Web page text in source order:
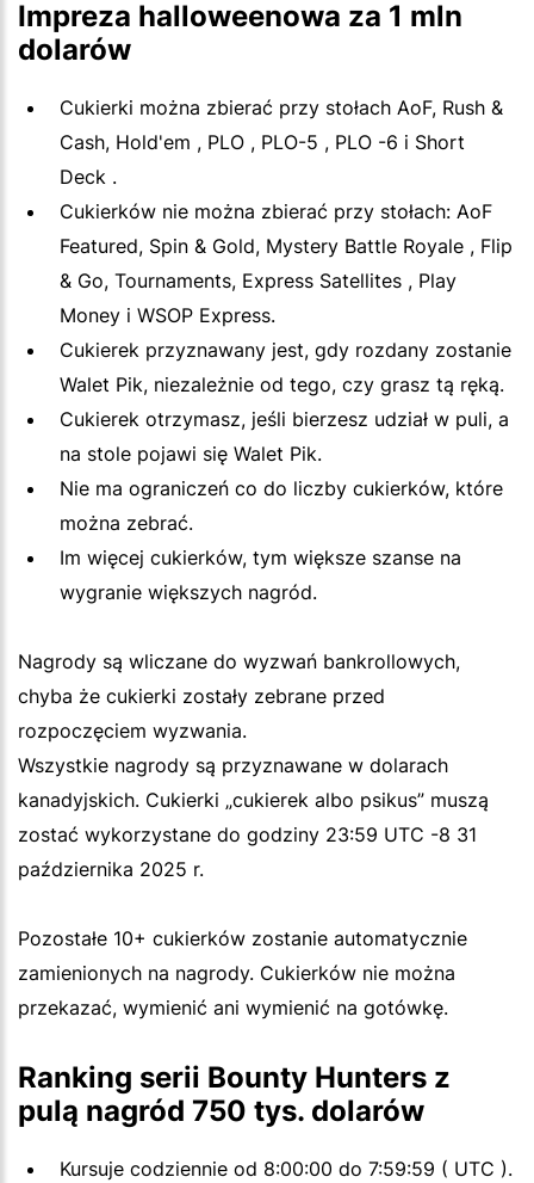
Impreza halloweenowa za 1 mln
dolarów
Cukierki można zbierać przy stołach AoF, Rush &
Cash, Hold'em , PLO , PLO-5 , PLO -6 i Short
Deck .
Cukierków nie można zbierać przy stołach: AoF
Featured, Spin & Gold, Mystery Battle Royale , Flip
& Go, Tournaments, Express Satellites , Play
Money i WSOP Express.
Cukierek przyznawany jest, gdy rozdany zostanie
Walet Pik, niezależnie od tego, czy grasz tą ręką.
Cukierek otrzymasz, jeśli bierzesz udział w puli, a
na stole pojawi się Walet Pik.
Nie ma ograniczeń co do liczby cukierków, które
można zebrać.
Im więcej cukierków, tym większe szanse na
wygranie większych nagród.
Nagrody są wliczane do wyzwań bankrollowych,
chyba że cukierki zostały zebrane przed
rozpoczęciem wyzwania.
Wszystkie nagrody są przyznawane w dolarach
kanadyjskich. Cukierki „cukierek albo psikus” muszą
zostać wykorzystane do godziny 23:59 UTC -8 31
października 2025 r.
Pozostałe 10+ cukierków zostanie automatycznie
zamienionych na nagrody. Cukierków nie można
przekazać, wymienić ani wymienić na gotówkę.
Ranking serii Bounty Hunters z
pulą nagród 750 tys. dolarów
Kursuje codziennie od 8:00:00 do 7:59:59 ( UTC ).